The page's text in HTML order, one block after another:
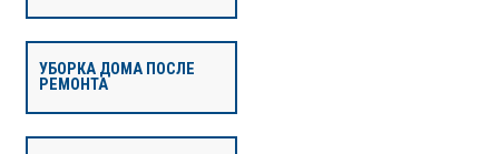
УБОРКА ДОМА ПОСЛЕ
РЕМОНТА